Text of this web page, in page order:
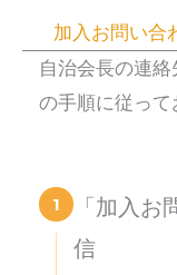
加入お問い合
自治会長の連
の手順に従って
1
「加入
信